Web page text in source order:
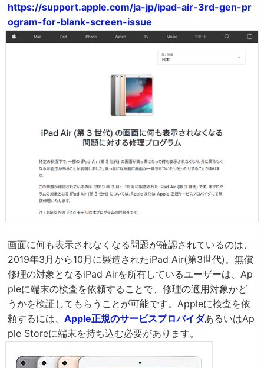
https://support.apple.com/ja-jp/ipad-air-3rd-gen-pr
ogram-for-blank-screen-issue
画面に何も表示されなくなる問題が確認されているのは、
2019年3月から10月に製造されたiPad Air(第3世代)。無償
修理の対象となるiPad Airを所有しているユーザーは、Ap
pleに端末の検査を依頼することで、修理の適用対象かど
うかを検証してもらうことが可能です。Appleに検査を依
頼するには、 Apple正規のサービスプロバイダあるいはAp
ple Storeに端末を持ち込む必要があります。